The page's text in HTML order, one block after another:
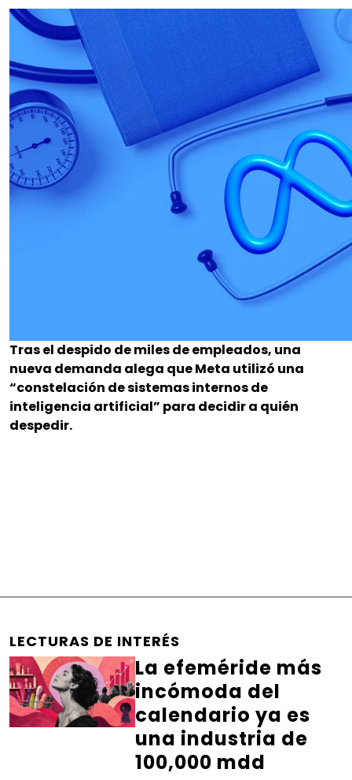
Tras el despido de miles de empleados, una
nueva demanda alega que Meta utilizó una
“constelación de sistemas internos de
inteligencia artificial” para decidir a quién
despedir.
LECTURAS DE INTERÉS
La efeméride más
incómoda del
calendario ya es
una industria de
100,000 mdd